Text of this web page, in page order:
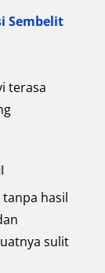
Sembelit
terasa
hasil
sulit